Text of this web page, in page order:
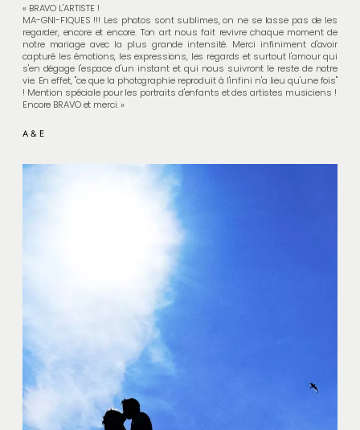
« BRAVO L'ARTISTE !
MA-GNI-FIQUES !!! Les photos sont sublimes, on ne se lasse pas de les
regarder, encore et encore. Ton art nous fait revivre chaque moment de
notre mariage avec la plus grande intensité. Merci infiniment d'avoir
capturé les émotions, les expressions, les regards et surtout l'amour qui
s'en dégage l'espace d'un instant et qui nous suivront le reste de notre
vie. En effet, "ce que la photographie reproduit à l'infini n'a lieu qu'une fois"
! Mention spéciale pour les portraits d'enfants et des artistes musiciens !
Encore BRAVO et merci. »
A&E
« Nous avons pu trouver le temps de regarder les photos de notre
mariage, elles sont magnifiques !!!!
Mille mercis pour ton travail formidable .
Encore un immense merci »
« Pierre- Yves s'est occupé de notre mariage. C’est un véritable pro,
discret, de bons conseils.
Ses photos sont pleines d'émotions, de naturel, et de créativité. Encore
merci ;) »
« Pierre-Yves a réalisé les photos de notre mariage. Ces photos sont
terriblement bonnes !
Il a réussi à se faire discret pour faire des photos naturelles, prises "sur le
vif".
Grâce à lui nous retrouvons avec plaisir des images de tous les
moments de la journée et de la soirée.
Et pour ne rien gâcher, Pierre-Yves est très sympa. On vous le
recommande ! »